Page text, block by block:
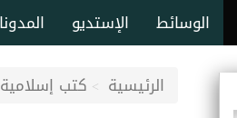
الإستديو الوسائط
الرئيسية كتب إسلامية